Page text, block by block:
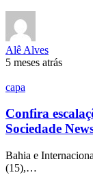
Alê Alves
5 meses atrás
capa
Confira
Sociedade
Bahia e
(15),…